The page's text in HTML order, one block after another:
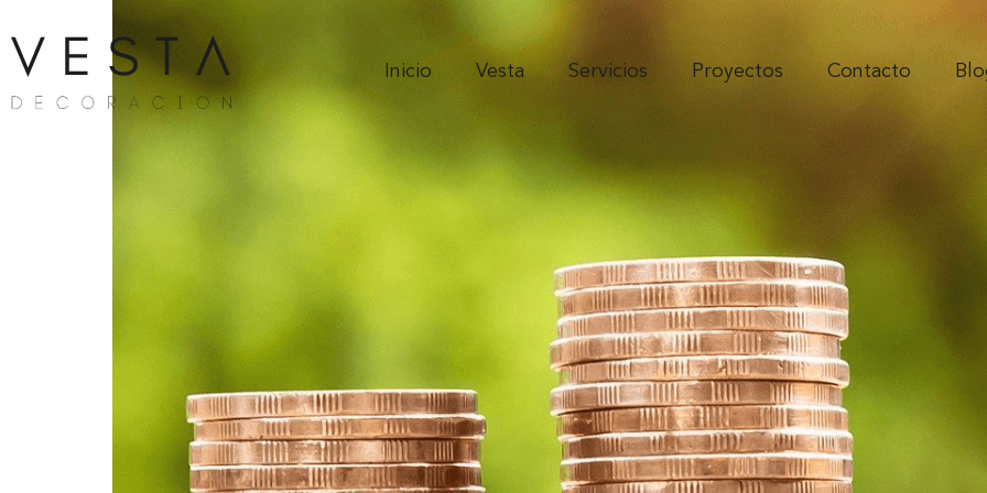
Inicio Vesta Servicios Proyectos Contacto